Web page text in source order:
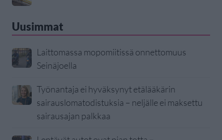
Uusimmat
Laittomassa mopomiitissä onnettomuus
Seinäjoella
Työnantaja ei hyväksynyt etälääkärin
sairauslomatodistuksia – neljälle ei maksettu
sairausajan palkkaa